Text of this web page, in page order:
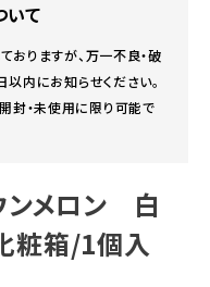
いて
おりますが、万一不良・破
内にお知らせください。
封・未使用に限り可能で
ンメロン 白
粧箱/1個入